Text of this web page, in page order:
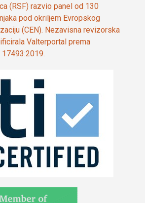
(RSF) razvio panel od 130
pod okriljem Evropskog
(CEN). Nezavisna revizorska
Valterportal prema